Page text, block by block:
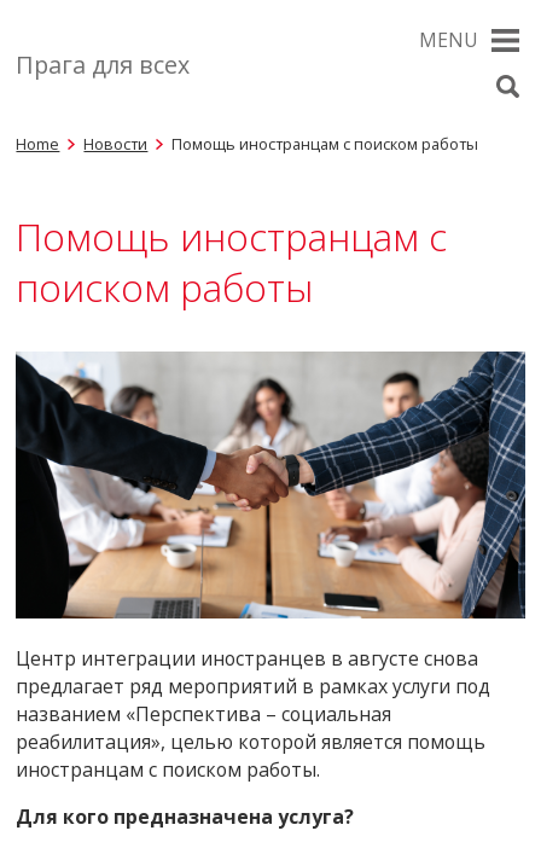
Прага для всех
MENU
Home Новости Помощь иностранцам с поиском работы
Помощь иностранцам с
поиском работы
Центр интеграции иностранцев в августе снова
предлагает ряд мероприятий в рамках услуги под
названием «Перспектива – социальная
реабилитация», целью которой является помощь
иностранцам с поиском работы.
Для кого предназначена услуга?